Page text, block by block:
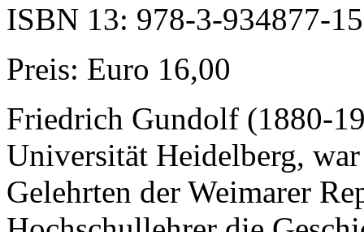
ISBN 13: 978-3-934877-
Preis: Euro 16,00
Friedrich Gundolf (1880-
Universität Heidelberg,
Gelehrten der Weimarer